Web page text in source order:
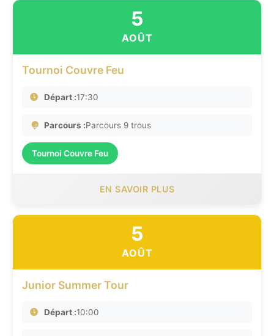
5
AOÛT
Tournoi Couvre Feu
Départ :17:30
Parcours :Parcours 9 trous
Tournoi Couvre Feu
EN SAVOIR PLUS
5
AOÛT
Junior Summer Tour
Départ :10:00